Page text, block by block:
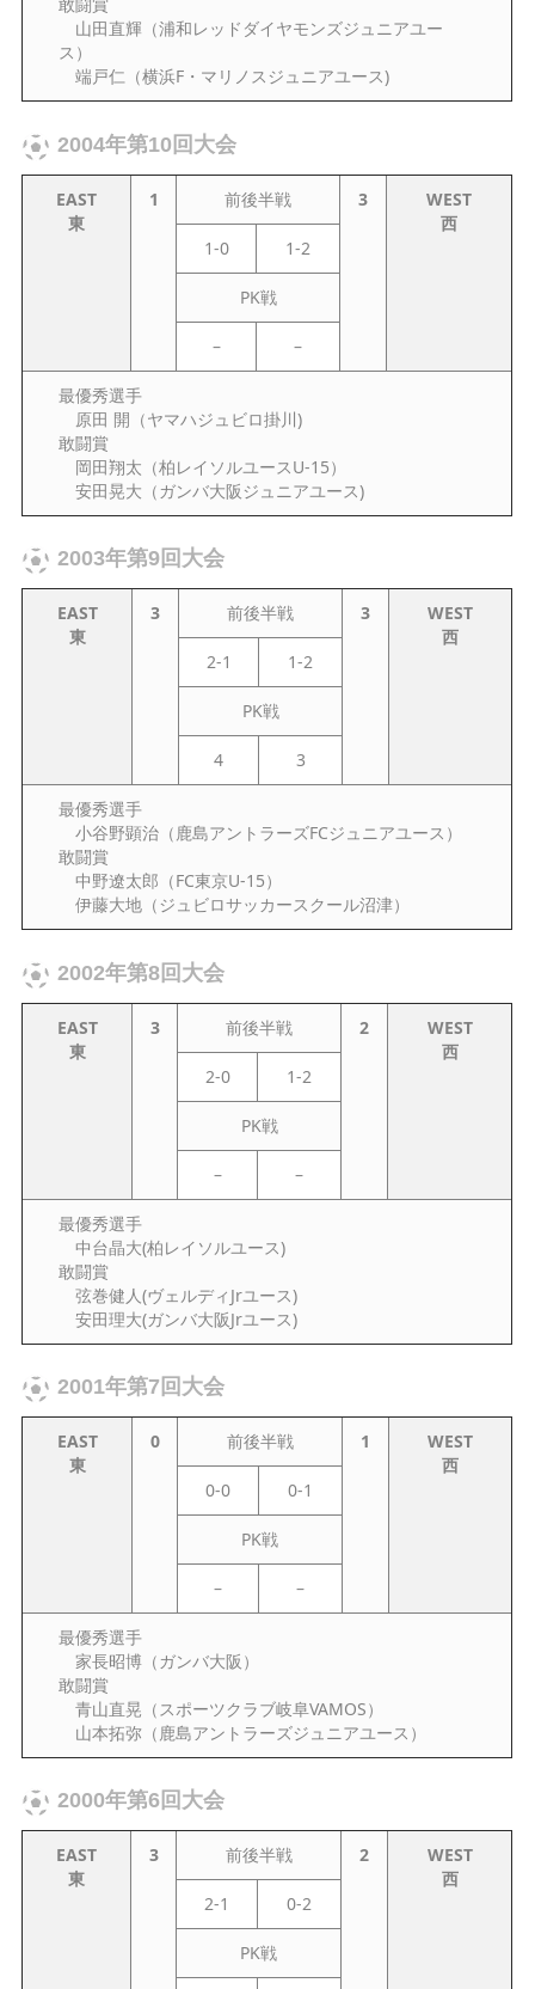
敢闘賞
山田直輝（浦和レッドダイヤモンズジュニアユー
ス）
端戸仁（横浜F・マリノスジュニアユース)
2004年第10回大会
EAST
東
1 前後半戦 3
WEST
西
1-0
1-2
PK戦
– –
最優秀選手
原田 開（ヤマハジュビロ掛川)
敢闘賞
岡田翔太（柏レイソルユースU-15）
安田晃大（ガンバ大阪ジュニアユース)
2003年第9回大会
EAST
東
3 前後半戦 3
WEST
西
2-1
1-2
PK戦
4 3
最優秀選手
小谷野顕治（鹿島アントラーズFCジュニアユース）
敢闘賞
中野遼太郎（FC東京U-15）
伊藤大地（ジュビロサッカースクール沼津）
2002年第8回大会
EAST
東
3 前後半戦 2
WEST
西
2-0
1-2
PK戦
– –
最優秀選手
中台晶大(柏レイソルユース)
敢闘賞
弦巻健人(ヴェルディJrユース)
安田理大(ガンバ大阪Jrユース)
2001年第7回大会
EAST
東
0 前後半戦 1
WEST
西
0-0
0-1
PK戦
– –
最優秀選手
家長昭博（ガンバ大阪）
敢闘賞
青山直晃（スポーツクラブ岐阜VAMOS）
山本拓弥（鹿島アントラーズジュニアユース）
2000年第6回大会
EAST
東
3 前後半戦 2
WEST
西
2-1
0-2
PK戦